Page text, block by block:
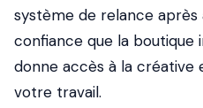
système de relance après
confiance que la boutique
donne accès à la créative
votre travail.